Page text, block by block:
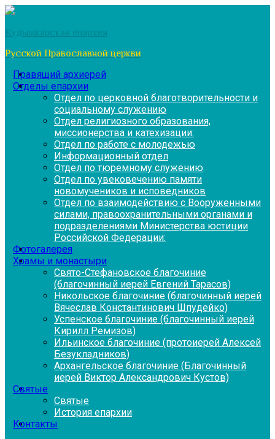
Перейти
содержимому
Кудымкарская епархия
Русской Православной церкви
Правящий архиерей
Отделы епархии
Отдел по церковной благотворительности и
социальному служению
Отдел религиозного образования,
миссионерства и катехизации:
Отдел по работе с молодежью
Информационный отдел
Отдел по тюремному служению
Отдел по увековечению памяти
новомучеников и исповедников
Отдел по взаимодействию с Вооруженными
силами, правоохранительными органами и
подразделениями Министерства юстиции
Российской Федерации:
Фотогалерея
Храмы и монастыри
Свято-Стефановское благочиние
(благочинный иерей Евгений Тарасов)
Никольское благочиние (благочинный иерей
Вячеслав Константинович Шпудейко)
Успенское благочиние (благочинный иерей
Кирилл Ремизов)
Ильинское благочиние (протоиерей Алексей
Безукладников)
Архангельское благочиние (Благочинный
иерей Виктор Александрович Кустов)
Святые
Святые
История епархии
Контакты